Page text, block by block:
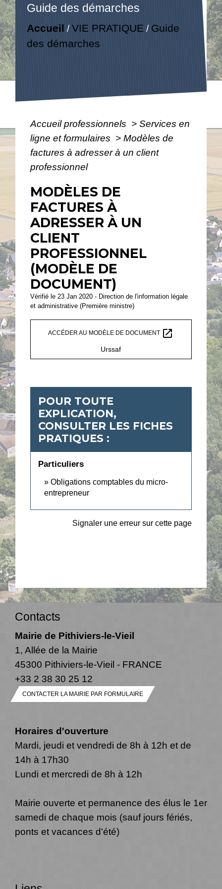
Guide des démarches
Accueil /VIE PRATIQUE / Guide
des démarches
Accueil professionnels > Services en
ligne et formulaires > Modèles de
factures à adresser à un client
professionnel
MODÈLES DE
FACTURES À
ADRESSER À UN
CLIENT
PROFESSIONNEL
(MODÈLE DE
DOCUMENT)
Vérifié le 23 Jan 2020 - Direction de l'information légale
et administrative (Première ministre)
ACCÉDER AU MODÈLE DE DOCUMENT open_in_new
Urssaf
POUR TOUTE
EXPLICATION,
CONSULTER LES FICHES
PRATIQUES :
Particuliers
Obligations comptables du micro-
entrepreneur
Signaler une erreur sur cette page
Contacts
Mairie de Pithiviers-le-Vieil
1, Allée de la Mairie
45300 Pithiviers-le-Vieil - FRANCE
+33 2 38 30 25 12
CONTACTER LA MAIRIE PAR FORMULAIRE
Horaires d'ouverture
Mardi, jeudi et vendredi de 8h à 12h et de
14h à 17h30
Lundi et mercredi de 8h à 12h
Mairie ouverte et permanence des élus le 1er
samedi de chaque mois (sauf jours fériés,
ponts et vacances d'été)